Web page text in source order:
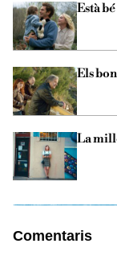
Està
Els
La
Comentaris